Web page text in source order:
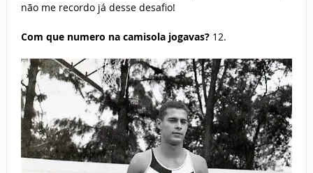
não me recordo já desse desafio!
Com que numero na camisola jogavas? 12.